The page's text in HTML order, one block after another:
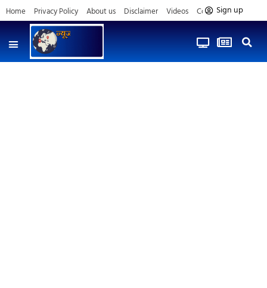
Home Privacy Policy About us Disclaimer Videos Contact us
Sign up